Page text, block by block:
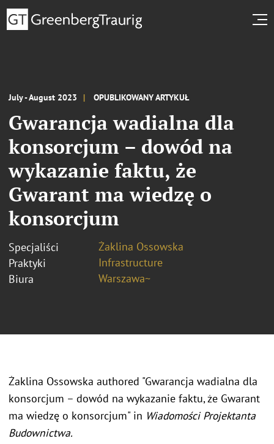
July - August 2023 OPUBLIKOWANY ARTYKUŁ
Gwarancja wadialna dla
konsorcjum – dowód na
wykazanie faktu, że
Gwarant ma wiedzę o
konsorcjum
Specjaliści
Żaklina Ossowska
Praktyki
Infrastructure
Biura
Warszawa~
Żaklina Ossowska authored "Gwarancja wadialna dla
konsorcjum – dowód na wykazanie faktu, że Gwarant
ma wiedzę o konsorcjum" in Wiadomości Projektanta
Budownictwa.